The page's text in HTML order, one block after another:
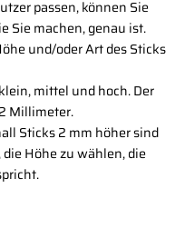
passen, können Sie
Sie machen, genau ist.
und/oder Art des Sticks
mittel und hoch. Der
Millimeter.
Sticks 2 mm höher sind
Höhe zu wählen, die